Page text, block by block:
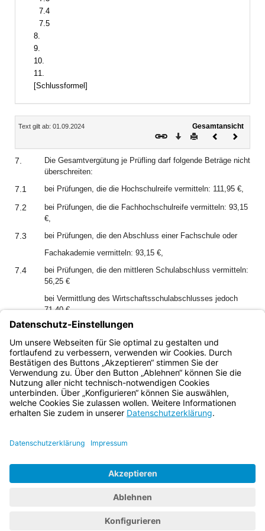
7.4
7.5
8.
9.
10.
11.
[Schlussformel]
Inhalt
Text gilt ab: 01.09.2024
Gesamtansicht
Download
DruckenVorheriges
7.
Die Gesamtvergütung je Prüfling darf folgende Beträge nicht
überschreiten:
7.1 bei Prüfungen, die die Hochschulreife vermitteln: 111,95 €,
7.2
bei Prüfungen, die die Fachhochschulreife vermitteln: 93,15
€,
7.3
bei Prüfungen, die den Abschluss einer Fachschule oder
Fachakademie vermitteln: 93,15 €,
7.4
bei Prüfungen, die den mittleren Schulabschluss vermitteln:
56,25 €
bei Vermittlung des Wirtschaftsschulabschlusses jedoch
71,40 €
7.5
bei Zwischen-, Ergänzungs- und Erweiterungsprüfungen, die
sich auf die vorgenannten Prüfungen beziehen, jeweils zwei
Drittel der vorgenannten Beträge.
Bayern.de
BayernPortal
Impressum